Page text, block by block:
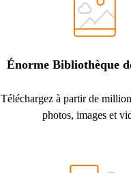
Énorme Bibliothèque
Téléchargez à partir de
photos, images et